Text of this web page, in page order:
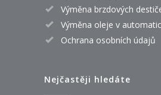
Výměna brzdových
Výměna oleje v
Ochrana osobních údajů
Nejčastěji hledáte